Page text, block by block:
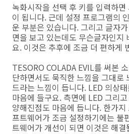
녹화시작을 선택 후 키를 입력하
이 됩니다. 근데 설정 프로그램의
운 부분은 있습니다. 그리고 글자
면을 보고 있는데도 무슨글자인지
요. 이것은 추후에 조금 더 편하게
TESORO COLADA EVIL를 써본
단하면서도 묵직한 느낌을 그대로
드라는 느낌이 듭니다. LED 의상
마음에 들구요. 측면에 LED 그리
양해진점도 마음에 듭니다. 한가
프트웨어가 조금 설정하기에는 불
트웨어가 개선이 되면 이것은 해